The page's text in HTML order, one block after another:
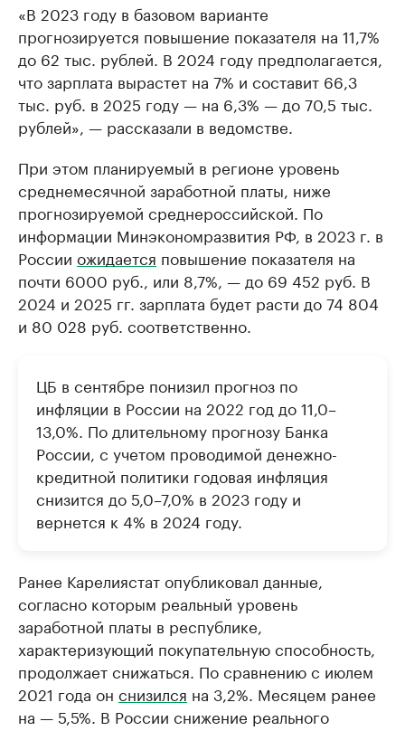
«В 2023 году в базовом варианте
прогнозируется повышение показателя на 11,7%
до 62 тыс. рублей. В 2024 году предполагается,
что зарплата вырастет на 7% и составит 66,3
тыс. руб. в 2025 году — на 6,3% — до 70,5 тыс.
рублей», — рассказали в ведомстве.
При этом планируемый в регионе уровень
среднемесячной заработной платы, ниже
прогнозируемой среднероссийской. По
информации Минэкономразвития РФ, в 2023 г. в
России ожидается повышение показателя на
почти 6000 руб., или 8,7%, — до 69 452 руб. В
2024 и 2025 гг. зарплата будет расти до 74 804
и 80 028 руб. соответственно.
ЦБ в сентябре понизил прогноз по
инфляции в России на 2022 год до 11,0–
13,0%. По длительному прогнозу Банка
России, с учетом проводимой денежно-
кредитной политики годовая инфляция
снизится до 5,0–7,0% в 2023 году и
вернется к 4% в 2024 году.
Ранее Карелиястат опубликовал данные,
согласно которым реальный уровень
заработной платы в республике,
характеризующий покупательную способность,
продолжает снижаться. По сравнению с июлем
2021 года он снизился на 3,2%. Месяцем ранее
на — 5,5%. В России снижение реального